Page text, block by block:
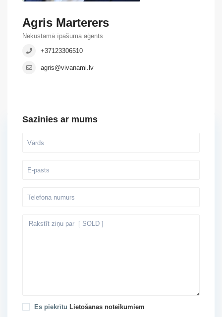
Agris Marterers
Nekustamā īpašuma aģents
+37123306510
agris@vivanami.lv
Sazinies ar mums
Es piekrītu Lietošanas noteikumiem